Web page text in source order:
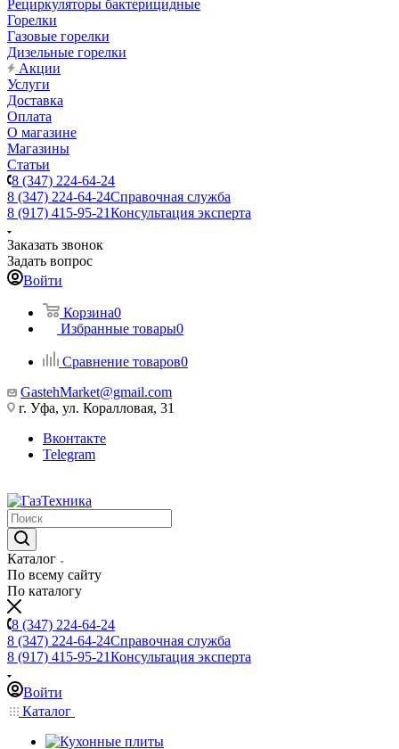
Рециркуляторы бактерицидные
Горелки
Газовые горелки
Дизельные горелки
Акции
Услуги
Доставка
Оплата
О магазине
Магазины
Статьи
8 (347) 224-64-24
8 (347) 224-64-24Справочная служба
8 (917) 415-95-21Консультация эксперта
Заказать звонок
Задать вопрос
Войти
Корзина0
Избранные товары0
Сравнение товаров0
GastehMarket@gmail.com
г. Уфа, ул. Коралловая, 31
Вконтакте
Telegram
Каталог
По всему сайту
По каталогу
8 (347) 224-64-24
8 (347) 224-64-24Справочная служба
8 (917) 415-95-21Консультация эксперта
Войти
Каталог